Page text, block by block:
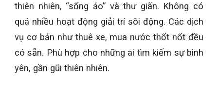
thiên nhiên, “sống ảo” và thư giãn. Không có
quá nhiều hoạt động giải trí sôi động. Các dịch
vụ cơ bản như thuê xe, mua nước thốt nốt đều
có sẵn. Phù hợp cho những ai tìm kiếm sự bình
yên, gần gũi thiên nhiên.